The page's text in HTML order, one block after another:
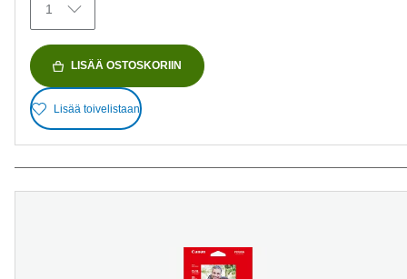
1
LISÄÄ OSTOSKORIIN
Lisää toivelistaan